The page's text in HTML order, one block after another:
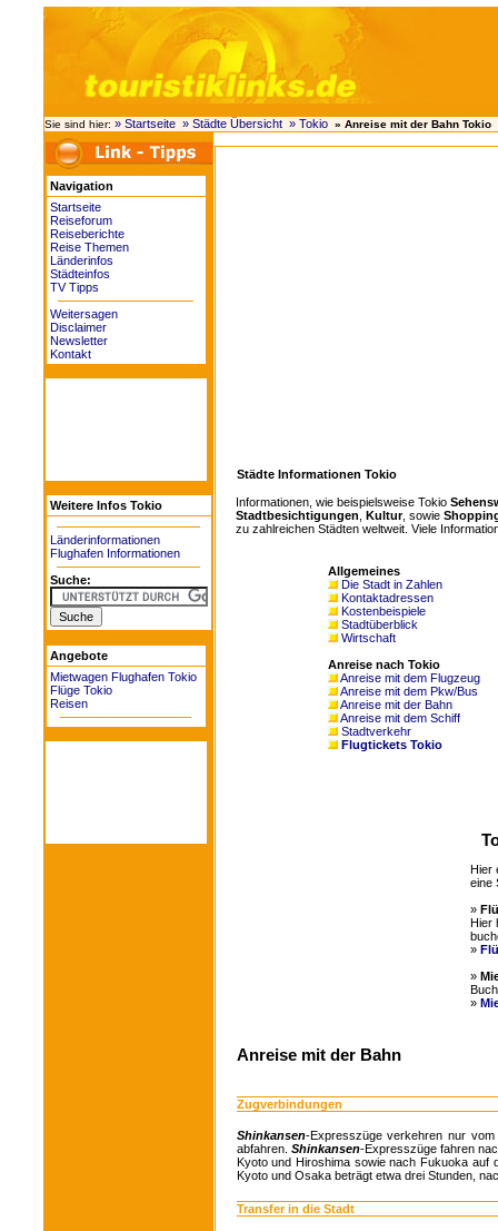
Sie sind hier: » Startseite » Städte Übersicht » Tokio » Anreise mit der Bahn Tokio
Navigation
Startseite
Reiseforum
Reiseberichte
Reise Themen
Länderinfos
Städteinfos
TV Tipps
Weitersagen
Disclaimer
Newsletter
Kontakt
Weitere Infos Tokio
Länderinformationen
Flughafen Informationen
Suche:
Angebote
Mietwagen Flughafen Tokio
Flüge Tokio
Reisen
Städte Informationen Tokio
Informationen, wie beispielsweise Tokio
Stadtbesichtigungen
Kultur, sowie
zu zahlreichen Städten weltweit. Viele
Allgemeines
Die Stadt in Zahlen
Kontaktadressen
Kostenbeispiele
Stadtüberblick
Wirtschaft
Anreise nach Tokio
Anreise mit dem Flugzeug
Anreise mit dem Pkw/Bus
Anreise mit der Bahn
Anreise mit dem Schiff
Stadtverkehr
Flugtickets Tokio
Hier
eine
»
Hier
»
»
»
Anreise mit der Bahn
Zugverbindungen
Shinkansen-Expresszüge verkehren nur
abfahren. Shinkansen-Expresszüge fahren
Kyoto und Hiroshima sowie nach Fukuoka auf
Kyoto und Osaka beträgt etwa drei Stunden,
Transfer in die Stadt